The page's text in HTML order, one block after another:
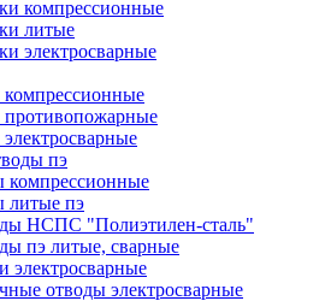
компрессионные
литые
электросварные
пэ
компрессионные
литые пэ
НСПС "Полиэтилен-сталь"
пэ литые, сварные
электросварные
отводы электросварные